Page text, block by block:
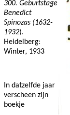
300. Geburtstage
Benedict
Spinozas (1632-
1932).
Heidelberg:
Winter, 1933
In datzelfde jaar
verscheen zijn
boekje